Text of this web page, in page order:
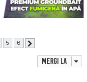
5 6
Mergi la